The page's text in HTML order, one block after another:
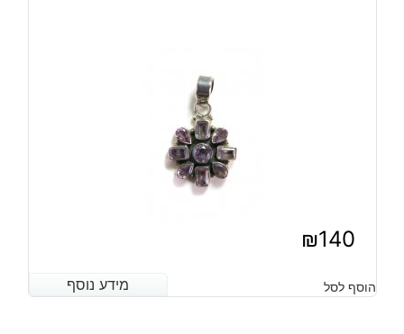
₪140
מידע נוסף הוסף לסל מידע נוסף